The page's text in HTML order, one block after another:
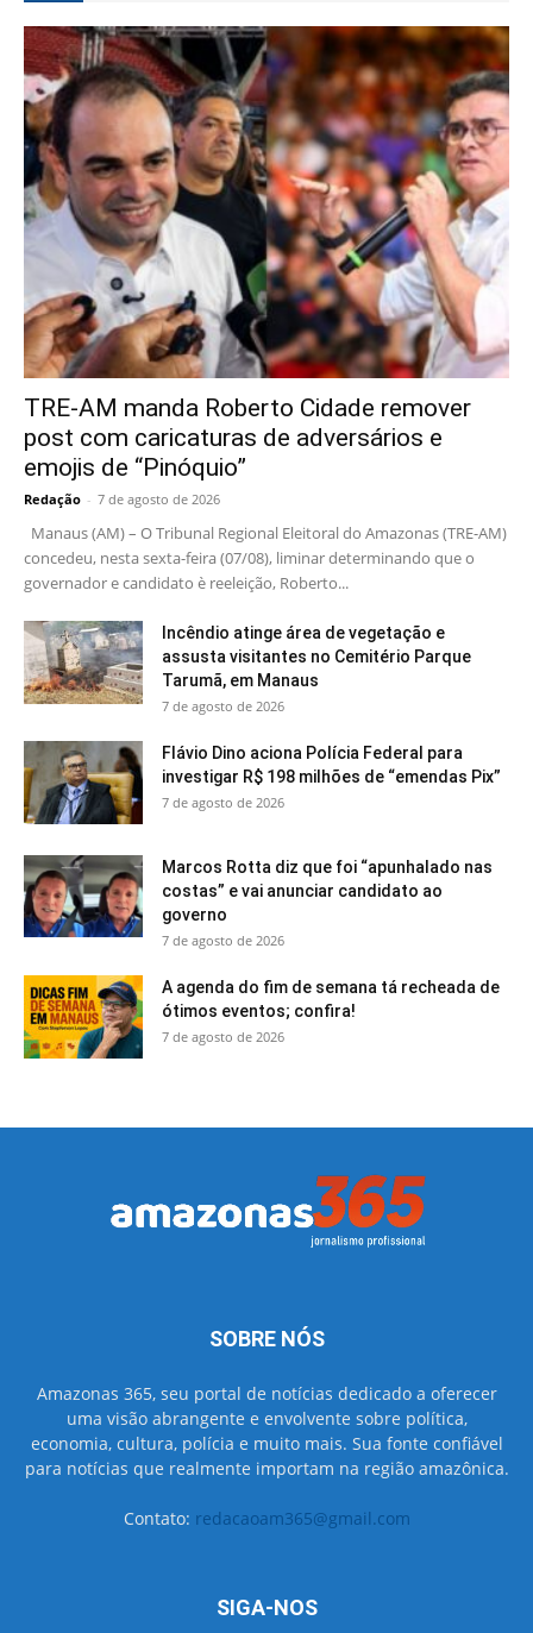
TRE-AM manda Roberto Cidade remover
post com caricaturas de adversários e
emojis de “Pinóquio”
Redação - 7 de agosto de 2026
Manaus (AM) – O Tribunal Regional Eleitoral do Amazonas (TRE-AM)
concedeu, nesta sexta-feira (07/08), liminar determinando que o
governador e candidato è reeleição, Roberto...
Incêndio atinge área de vegetação e
assusta visitantes no Cemitério Parque
Tarumã, em Manaus
7 de agosto de 2026
Flávio Dino aciona Polícia Federal para
investigar R$ 198 milhões de “emendas Pix”
7 de agosto de 2026
Marcos Rotta diz que foi “apunhalado nas
costas” e vai anunciar candidato ao
governo
7 de agosto de 2026
A agenda do fim de semana tá recheada de
ótimos eventos; confira!
7 de agosto de 2026
SOBRE NÓS
Amazonas 365, seu portal de notícias dedicado a oferecer
uma visão abrangente e envolvente sobre política,
economia, cultura, polícia e muito mais. Sua fonte confiável
para notícias que realmente importam na região amazônica.
Contato: redacaoam365@gmail.com
SIGA-NOS